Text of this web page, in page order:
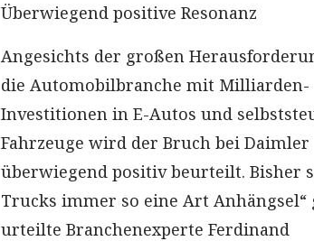
Überwiegend positive Resonanz
Angesichts der großen
die Automobilbranche mit Milliarden-
Investitionen in E-Autos und
Fahrzeuge wird der Bruch bei Daimler
überwiegend positiv beurteilt. Bisher
Trucks immer so eine Art Anhängsel“
urteilte Branchenexperte Ferdinand